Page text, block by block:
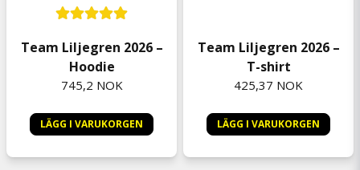
Team Liljegren 2026 –
Hoodie
745,2 NOK
LÄGG I VARUKORGEN
Team Liljegren 2026 –
T-shirt
425,37 NOK
LÄGG I VARUKORGEN